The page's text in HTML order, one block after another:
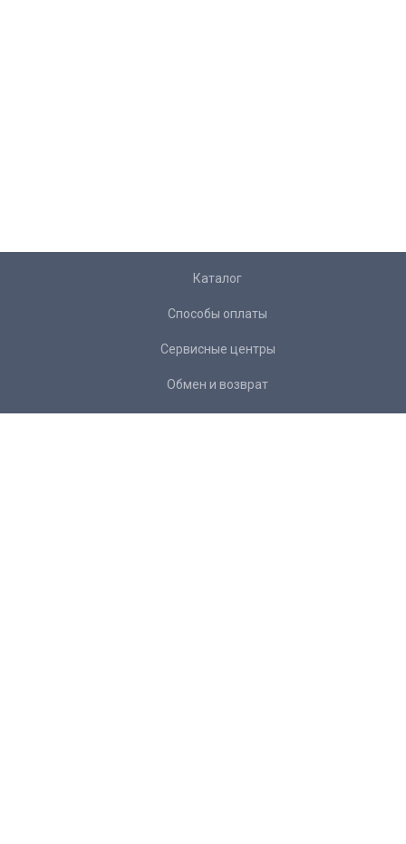
Каталог
Способы оплаты
Сервисные центры
Обмен и возврат